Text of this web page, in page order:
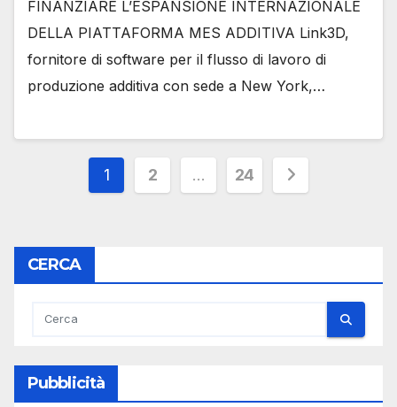
FINANZIARE L’ESPANSIONE INTERNAZIONALE
DELLA PIATTAFORMA MES ADDITIVA Link3D,
fornitore di software per il flusso di lavoro di
produzione additiva con sede a New York,…
Paginazione
articoli
1 2 … 24
CERCA
Pubblicità